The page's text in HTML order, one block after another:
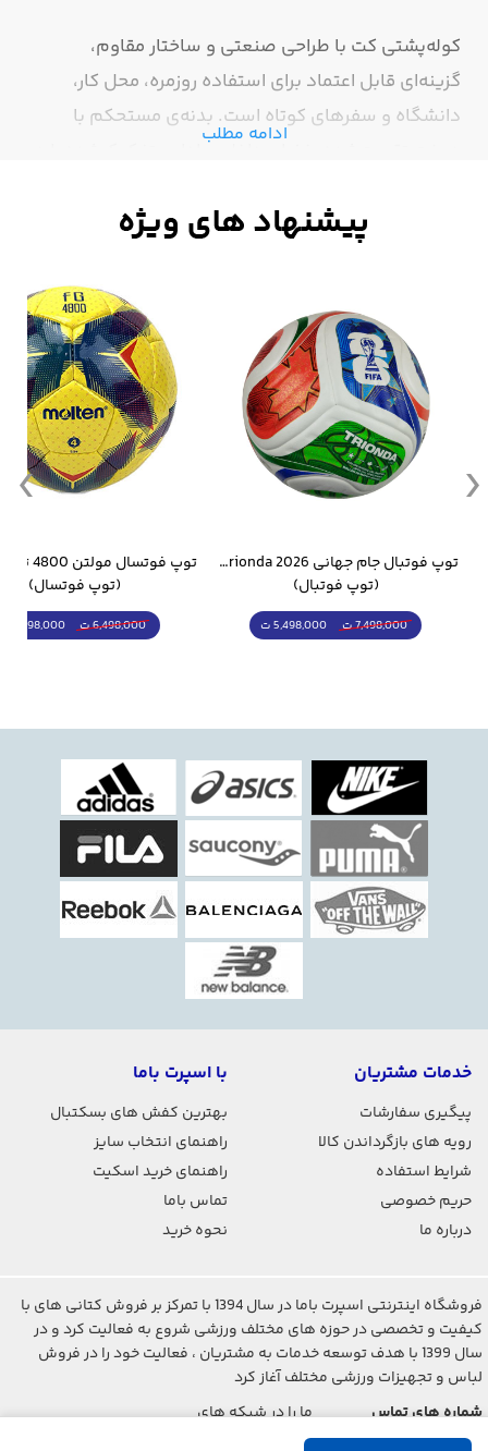
کوله‌پشتی کت با طراحی صنعتی و ساختار مقاوم،
گزینه‌ای قابل اعتماد برای استفاده روزمره، محل کار،
دانشگاه و سفرهای کوتاه است. بدنه‌ی مستحکم با
دوخت تقویت‌شده، فضای داخلی جادار و تفکیک‌شده را در
فشار را کاهش داده و زیپ‌های باکیفیت دوام بالایی در
را برای کاربری شهری و نیمه‌حرفه‌ای ایده‌آل می‌کند.
ادامه مطلب
توپ فوتسال مولتن 4800 تنبل مخصوص سالن
(توپ فوتسال)
6,498,000 ت 5,298,000 ت
(قمقمه و فلاسک)
2,498,000 ت 1,798,000 ت
خدمات مشتریان
پیگیری سفارشات
رویه های بازگرداندن کالا
شرایط استفاده
حریم خصوصی
درباره ما
با اسپرت باما
بهترین کفش های بسکتبال
راهنمای انتخاب سایز
راهنمای خرید اسکیت
تماس باما
نحوه خرید
فروشگاه اینترنتی اسپرت باما در سال 1394 با تمرکز بر فروش کتانی های با
کیفیت و تخصصی در حوزه های مختلف ورزشی شروع به فعالیت کرد و در
سال 1399 با هدف توسعه خدمات به مشتریان ، فعالیت خود را در فروش
لباس و تجهیزات ورزشی مختلف آغاز کرد
شماره های تماس
ما را در شبکه های
اجتماعی دنبال کنید